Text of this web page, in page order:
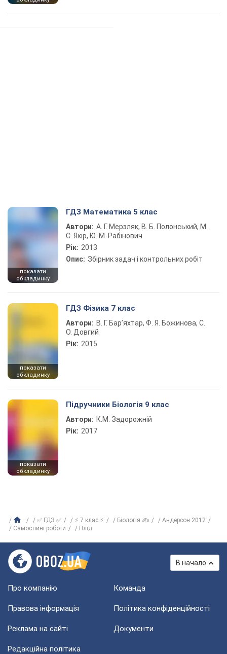
показати
обкладинку
ГДЗ Математика 5 клас
Автори: А. Г. Мерзляк, В. Б. Полонський, М.
С. Якір, Ю. М. Рабінович
Рік: 2013
Опис: Збірник задач і контрольних робіт
показати
обкладинку
ГДЗ Фізика 7 клас
Автори: В. Г. Бар’яхтар, Ф. Я. Божинова, С.
О. Довгий
Рік: 2015
показати
обкладинку
Підручники Біологія 9 клас
Автори: К.М. Задорожній
Рік: 2017
✅ ГДЗ ✅ ⚡ 7 клас ⚡ Біологія ✍
Андерсон 2012
Самостійні роботи
Плід
В начало
Про компанію Команда
Правова інформація Політика конфіденційності
Реклама на сайті Документи
Редакційна політика